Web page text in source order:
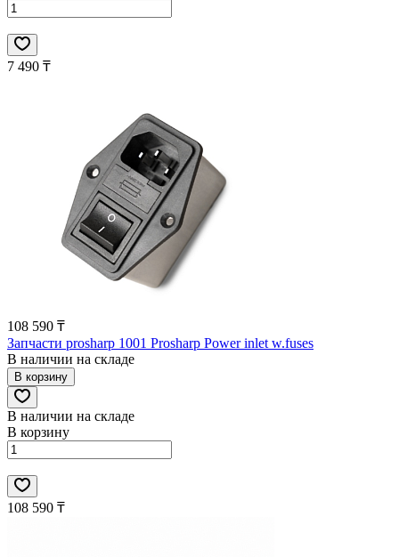
7 490 ₸
108 590 ₸
Запчасти prosharp 1001 Prosharp Power inlet w.fuses
В наличии на складе
В корзину
В наличии на складе
В корзину
108 590 ₸